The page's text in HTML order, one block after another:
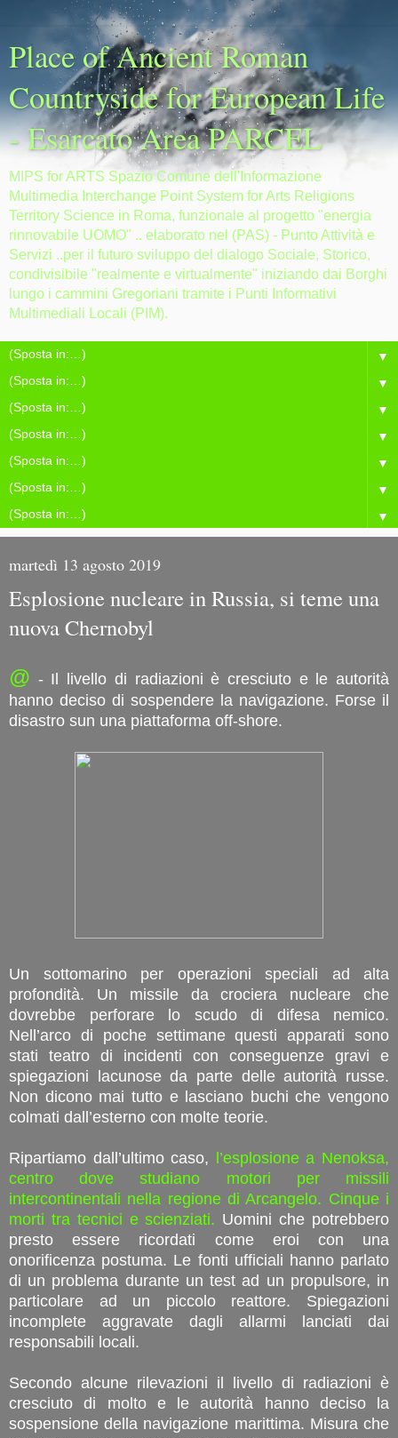
Place of Ancient Roman
Countryside for European Life
- Esarcato Area PARCEL
MIPS for ARTS Spazio Comune dell'Informazione
Multimedia Interchange Point System for Arts Religions
Territory Science in Roma, funzionale al progetto "energia
rinnovabile UOMO" .. elaborato nel (PAS) - Punto Attività e
Servizi ..per il futuro sviluppo del dialogo Sociale, Storico,
condivisibile "realmente e virtualmente" iniziando dai Borghi
lungo i cammini Gregoriani tramite i Punti Informativi
Multimediali Locali (PIM).
▼
▼
▼
▼
▼
▼
▼
martedì 13 agosto 2019
Esplosione nucleare in Russia, si teme una
nuova Chernobyl
@ - Il livello di radiazioni è cresciuto e le autorità
hanno deciso di sospendere la navigazione. Forse il
disastro sun una piattaforma off-shore.
Un sottomarino per operazioni speciali ad alta
profondità. Un missile da crociera nucleare che
dovrebbe perforare lo scudo di difesa nemico.
Nell’arco di poche settimane questi apparati sono
stati teatro di incidenti con conseguenze gravi e
spiegazioni lacunose da parte delle autorità russe.
Non dicono mai tutto e lasciano buchi che vengono
colmati dall’esterno con molte teorie.
Ripartiamo dall’ultimo caso, l’esplosione a Nenoksa,
centro dove studiano motori per missili
intercontinentali nella regione di Arcangelo. Cinque i
morti tra tecnici e scienziati. Uomini che potrebbero
presto essere ricordati come eroi con una
onorificenza postuma. Le fonti ufficiali hanno parlato
di un problema durante un test ad un propulsore, in
particolare ad un piccolo reattore. Spiegazioni
incomplete aggravate dagli allarmi lanciati dai
responsabili locali.
Secondo alcune rilevazioni il livello di radiazioni è
cresciuto di molto e le autorità hanno deciso la
sospensione della navigazione marittima. Misura che